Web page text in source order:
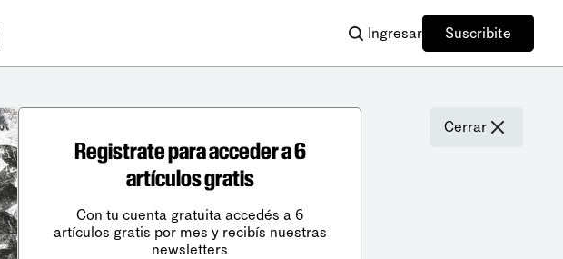
Ingresar Suscribite
Cerrar
Registrate para acceder a 6
artículos gratis
Con tu cuenta gratuita accedés a 6
artículos gratis por mes y recibís nuestras
newsletters